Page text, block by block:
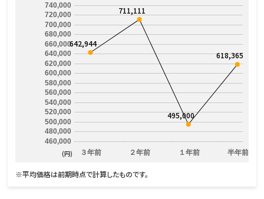
３年前 ２年前 １年前 半年前
460,000
480,000
500,000
520,000
540,000
560,000
580,000
600,000
620,000
640,000
660,000
680,000
700,000
720,000
740,000
642,944
711,111
495,000
618,365
(円)
※平均価格は前期時点で計算したものです。